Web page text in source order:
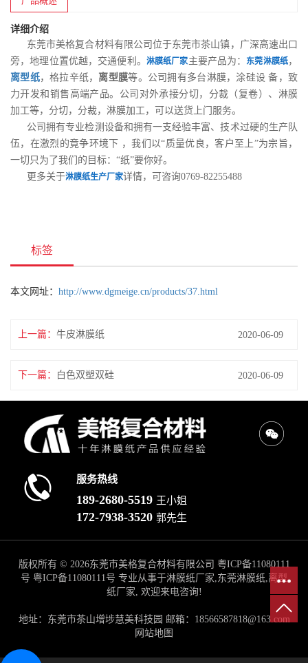
详细介绍
东莞市美格复合材料有限公司位于东莞市茶山镇，广深高速出口
旁，地理位置优越，交通便利。 淋膜纸厂家主要产品为：东莞淋膜纸，
离型纸，格拉辛纸， 离型膜等。公司拥有多台淋膜，涂硅设 备，致
力开发和销售高端产品。公司对外承接分切，分裁（复卷）、淋膜
加工等，分切，分裁，淋膜加工，可以送货上门服务。
公司拥有专业检测设备和拥有一支经验丰富、技术过硬的生产队
伍，在激烈的竟争环境下 ，我们以“质量优良，客户至上”为宗旨，
一切只为了我们的目标：“纸”要你好。
更多关于淋膜纸生产厂家详情，可咨询0769-82255488
标签
本文网址： http://www.dgmeige.cn/products/37.html
上一篇： 牛皮淋膜纸 2020-06-09
下一篇： 白色双塑双硅 2020-06-09
服务热线
189-2680-5519 王小姐
172-7938-3520 郭先生
版权所有 © 2026东莞市美格复合材料有限公司 粤ICP备11080111
号 粤ICP备11080111号 专业从事于淋膜纸厂家,东莞淋膜纸,离型
纸厂家, 欢迎来电咨询!
地址：东莞市茶山增埗慧美科技园 邮箱：18566587818@163.com
网站地图